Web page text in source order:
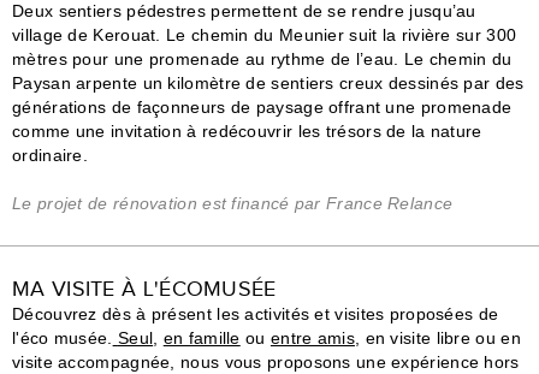
Deux sentiers pédestres permettent de se rendre jusqu’au
village de Kerouat. Le chemin du Meunier suit la rivière sur 300
mètres pour une promenade au rythme de l’eau. Le chemin du
Paysan arpente un kilomètre de sentiers creux dessinés par des
générations de façonneurs de paysage offrant une promenade
comme une invitation à redécouvrir les trésors de la nature
ordinaire.
Le projet de rénovation est financé par France Relance
MA VISITE À L'ÉCOMUSÉE
Découvrez dès à présent les activités et visites proposées de
l'éco musée. Seul, en famille ou entre amis, en visite libre ou en
visite accompagnée, nous vous proposons une expérience hors